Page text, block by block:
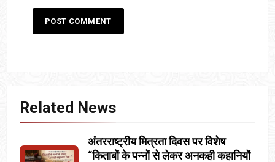
Related News
अंतरराष्ट्रीय मित्रता दिवस पर विशेष
“किताबों के पन्नों से लेकर अनकही कहानियों